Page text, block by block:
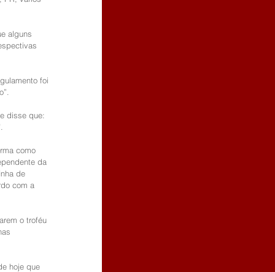
alguns
foi
disse que:
como
da
de
com a
o troféu
hoje que